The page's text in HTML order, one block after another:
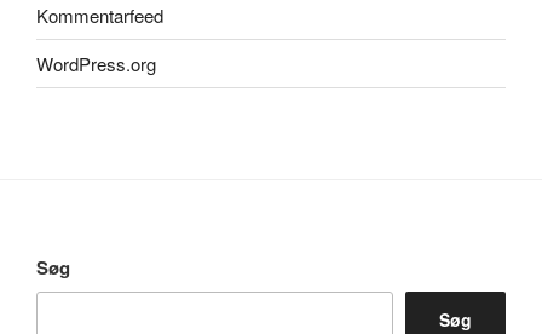
Kommentarfeed
WordPress.org
Søg
Søg